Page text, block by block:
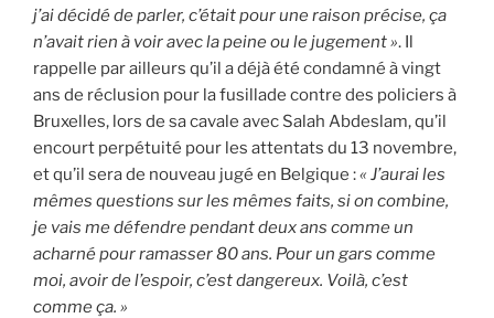
j’ai décidé de parler, c’était pour une raison précise, ça
n’avait rien à voir avec la peine ou le jugement ». Il
rappelle par ailleurs qu’il a déjà été condamné à vingt
ans de réclusion pour la fusillade contre des policiers à
Bruxelles, lors de sa cavale avec Salah Abdeslam, qu’il
encourt perpétuité pour les attentats du 13 novembre,
et qu’il sera de nouveau jugé en Belgique :« J’aurai les
mêmes questions sur les mêmes faits, si on combine,
je vais me défendre pendant deux ans comme un
acharné pour ramasser 80 ans. Pour un gars comme
moi, avoir de l’espoir, c’est dangereux. Voilà, c’est
comme ça. »